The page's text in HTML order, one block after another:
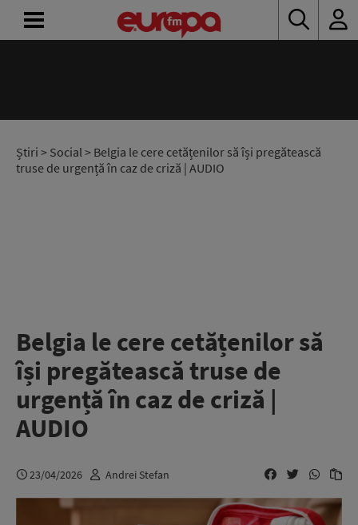
Știri > Social> Belgia le cere cetățenilor să își pregătească
truse de urgență în caz de criză | AUDIO
Belgia le cere cetățenilor să
își pregătească truse de
urgență în caz de criză |
AUDIO
23/04/2026 Andrei Stefan
RADIO